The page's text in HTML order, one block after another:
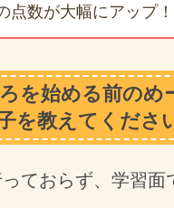
点数が大幅にアップ！
を始める前のめ
を教えてくださ
ておらず、学習面